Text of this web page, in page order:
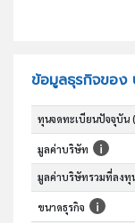
ข้อมูลธุรกิจของ
ทุนจดทะเบียนปัจจุบัน
มูลค่าบริษัท
มูลค่าบริษัทรวมที่ลงทุ
ขนาดธุรกิจ